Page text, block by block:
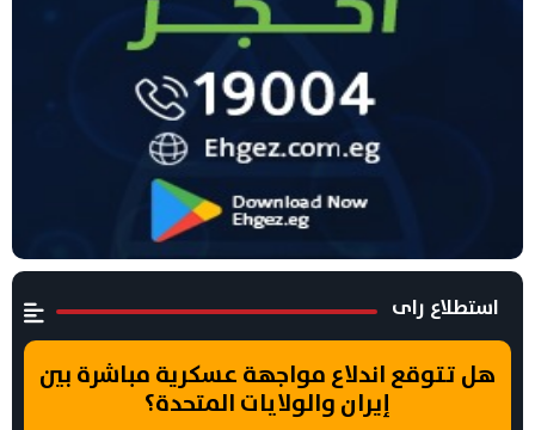
استطلاع راى
هل تتوقع اندلاع مواجهة عسكرية مباشرة بين
إيران والولايات المتحدة؟